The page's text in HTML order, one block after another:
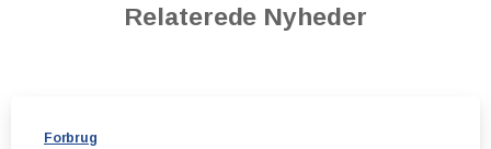
Relaterede Nyheder
Forbrug